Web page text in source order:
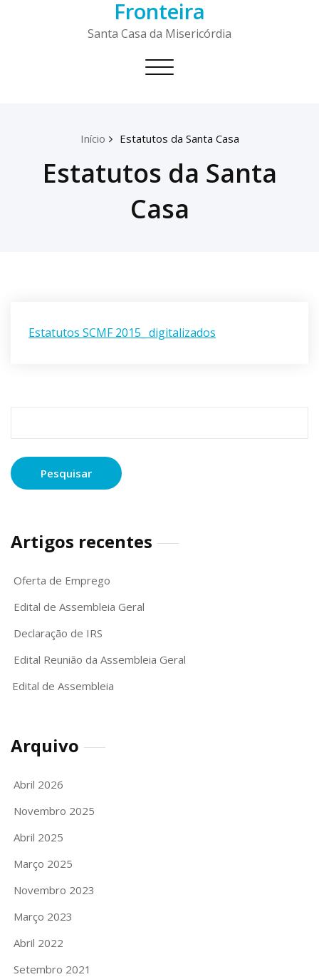
Fronteira
Santa Casa da Misericórdia
Toggle
Início Estatutos da Santa Casa
Estatutos da Santa
Casa
Estatutos SCMF 2015_ digitalizados
Artigos recentes
Oferta de Emprego
Edital de Assembleia Geral
Declaração de IRS
Edital Reunião da Assembleia Geral
Edital de Assembleia
Arquivo
Abril 2026
Novembro 2025
Abril 2025
Março 2025
Novembro 2023
Março 2023
Abril 2022
Setembro 2021